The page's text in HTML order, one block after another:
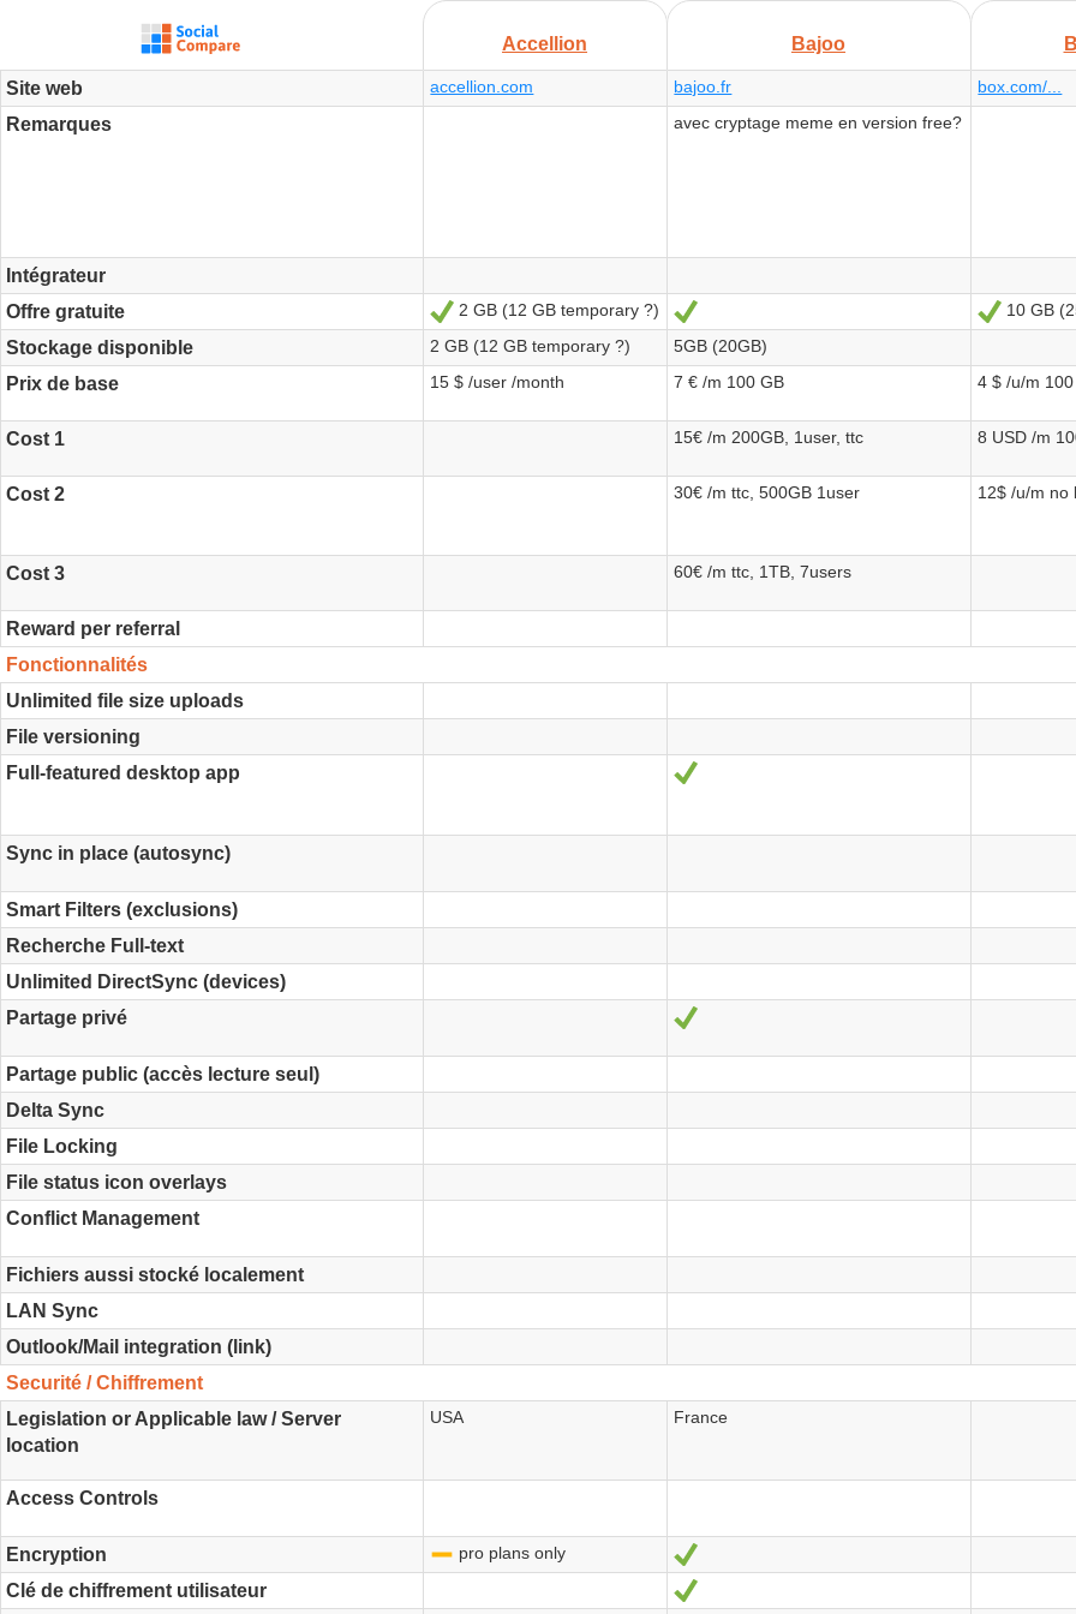
Accellion Bajoo
Site web accellion.com bajoo.fr box.com/...
Remarques avec cryptage meme en version free?
Intégrateur
Offre gratuite
Oui
2 GB (12 GB temporary ?) Oui Oui
10 GB
Stockage disponible 2 GB (12 GB temporary ?) 5GB (20GB)
Prix de base 15 $ /user /month 7 € /m 100 GB 4 $ /u/m
Cost 1 15€ /m 200GB, 1user, ttc 8 USD /m
Cost 2 30€ /m ttc, 500GB 1user 12$ /u/m no
Cost 3 60€ /m ttc, 1TB, 7users
Reward per referral
Fonctionnalités
Unlimited file size uploads
File versioning
Full-featured desktop app Oui
Sync in place (autosync)
Smart Filters (exclusions)
Recherche Full-text
Unlimited DirectSync (devices)
Partage privé
Partage public (accès lecture seul)
Delta Sync
File Locking
File status icon overlays
Conflict Management
Fichiers aussi stocké localement
LAN Sync
Outlook/Mail integration (link)
Securité / Chiffrement
Legislation or Applicable law / Server
location
USA France
Access Controls
Encryption pro plans only
Clé de chiffrement utilisateur Oui